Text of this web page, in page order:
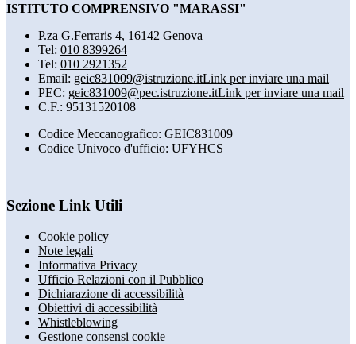
ISTITUTO COMPRENSIVO "MARASSI"
P.za G.Ferraris 4, 16142 Genova
Tel: 010 8399264
Tel: 010 2921352
Email: geic831009@istruzione.itLink per inviare una mail
PEC: geic831009@pec.istruzione.itLink per inviare una mail
C.F.: 95131520108
Codice Meccanografico: GEIC831009
Codice Univoco d'ufficio: UFYHCS
Sezione Link Utili
Cookie policy
Note legali
Informativa Privacy
Ufficio Relazioni con il Pubblico
Dichiarazione di accessibilità
Obiettivi di accessibilità
Whistleblowing
Gestione consensi cookie